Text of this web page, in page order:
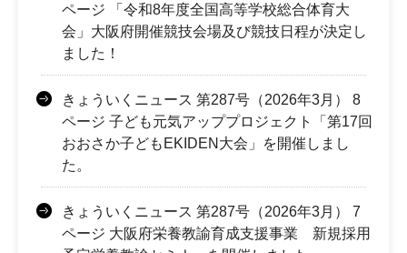
ページ 「令和8年度全国高等学校総合体育大
会」大阪府開催競技会場及び競技日程が決定し
ました！
きょういくニュース 第287号（2026年3月） 8
ページ 子ども元気アッププロジェクト「第17回
おおさか子どもEKIDEN大会」を開催しまし
た。
きょういくニュース 第287号（2026年3月） 7
ページ 大阪府栄養教諭育成支援事業 新規採用